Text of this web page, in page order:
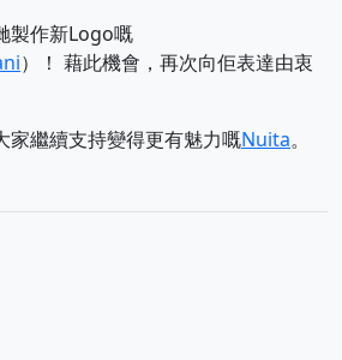
製作新Logo嘅
）！ 藉此機會，再次向佢表達由衷
家繼續支持變得更有魅力嘅Nuita。